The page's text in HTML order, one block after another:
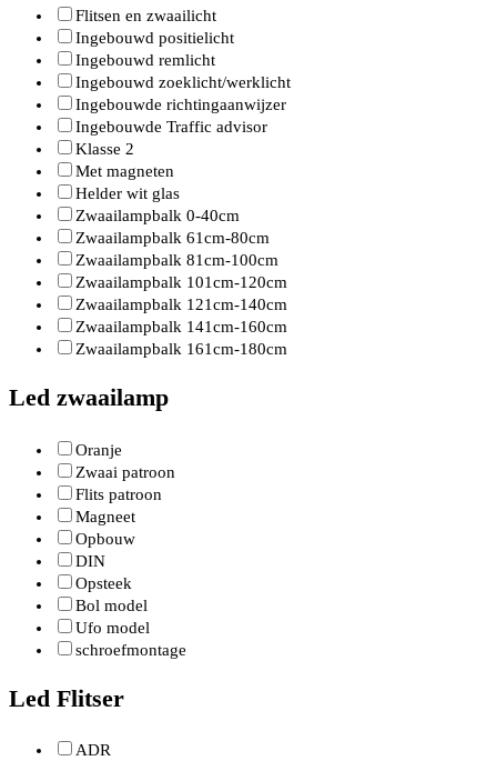
Flitsen en zwaailicht
Ingebouwd positielicht
Ingebouwd remlicht
Ingebouwd zoeklicht/werklicht
Ingebouwde richtingaanwijzer
Ingebouwde Traffic advisor
Klasse 2
Met magneten
Helder wit glas
Zwaailampbalk 0-40cm
Zwaailampbalk 61cm-80cm
Zwaailampbalk 81cm-100cm
Zwaailampbalk 101cm-120cm
Zwaailampbalk 121cm-140cm
Zwaailampbalk 141cm-160cm
Zwaailampbalk 161cm-180cm
Led zwaailamp
Oranje
Zwaai patroon
Flits patroon
Magneet
Opbouw
DIN
Opsteek
Bol model
Ufo model
schroefmontage
Led Flitser
ADR